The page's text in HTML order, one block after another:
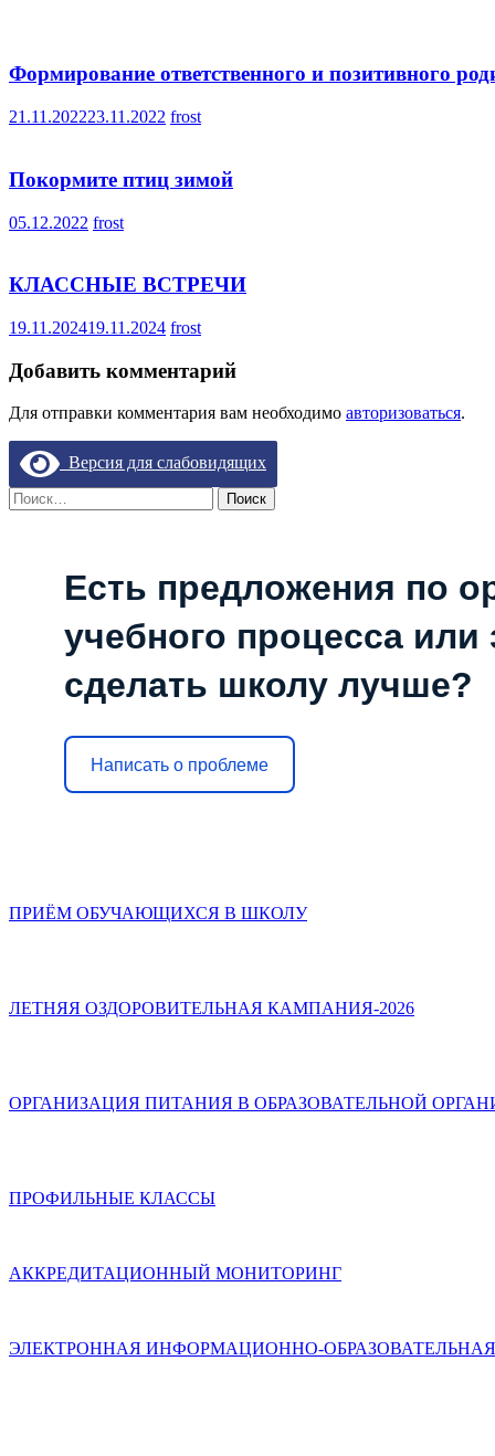
Формирование ответственного и позитивного
21.11.202223.11.2022 frost
Покормите птиц зимой
05.12.2022 frost
КЛАССНЫЕ ВСТРЕЧИ
19.11.202419.11.2024 frost
Добавить комментарий
Для отправки комментария вам необходимо авторизоваться.
Версия для слабовидящих
Найти:
Есть предложения по
учебного процесса или
сделать школу лучше?
Написать о проблеме
ПРИЁМ ОБУЧАЮЩИХСЯ В ШКОЛУ
ЛЕТНЯЯ ОЗДОРОВИТЕЛЬНАЯ КАМПАНИЯ-2026
ОРГАНИЗАЦИЯ ПИТАНИЯ В ОБРАЗОВАТЕЛЬНОЙ
ПРОФИЛЬНЫЕ КЛАССЫ
АККРЕДИТАЦИОННЫЙ МОНИТОРИНГ
ЭЛЕКТРОННАЯ ИНФОРМАЦИОННО-